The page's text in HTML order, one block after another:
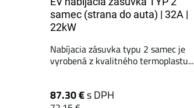
samec (strana do auta) | 32A |
22kW
Nabíjacia zásuvka typu 2 samec je
vyrobená z kvalitného termoplastu...
87.30 €s DPH